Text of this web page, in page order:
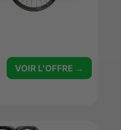
VOIR L'OFFRE →